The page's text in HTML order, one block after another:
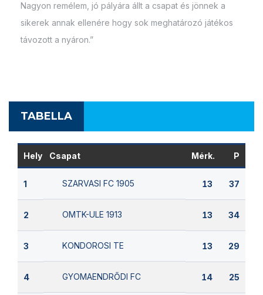
Nagyon remélem, jó pályára állt a csapat és jönnek a
sikerek annak ellenére hogy sok meghatározó játékos
távozott a nyáron.”
TABELLA
Hely Csapat Mérk. P
1 SZARVASI FC 1905 13 37
2 OMTK-ULE 1913 13 34
3 KONDOROSI TE 13 29
4 GYOMAENDRŐDI FC 14 25